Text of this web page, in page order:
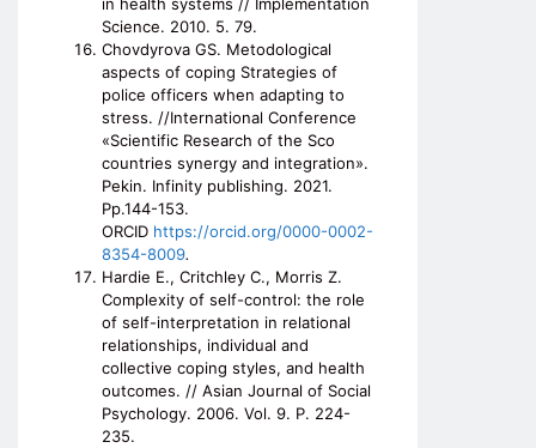
in health systems // Implementation
Science. 2010. 5. 79.
Chovdyrova GS. Metodological
aspects of coping Strategies of
police officers when adapting to
stress. //International Conference
«Scientific Research of the Sco
countries synergy and integration».
Pekin. Infinity publishing. 2021.
Pp.144-153.
ORCID https://orcid.org/0000-0002-
8354-8009.
Hardie E., Critchley C., Morris Z.
Complexity of self-control: the role
of self-interpretation in relational
relationships, individual and
collective coping styles, and health
outcomes. // Asian Journal of Social
Psychology. 2006. Vol. 9. P. 224-
235.